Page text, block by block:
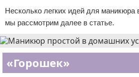
Несколько легких идей для
мы рассмотрим далее в статье.
«Горошек»